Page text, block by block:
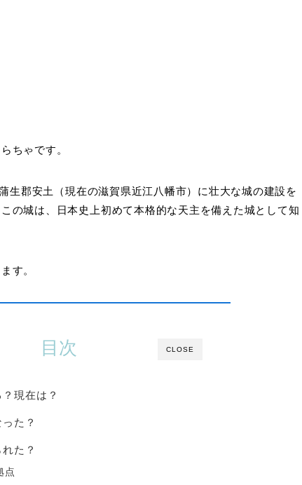
ちゃです。
生郡安土（現在の滋賀県近江八幡市）に壮大な城の建設を
の城は、日本史上初めて本格的な天主を備えた城として知
す。
CLOSE
目次
現在は？
た？
た？
点